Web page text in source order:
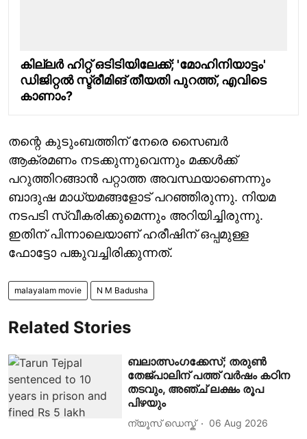
കില്ലർ ഹിറ്റ് ഒടിടിയിലേക്ക്; 'മോഹിനിയാട്ടം'
ഡിജിറ്റൽ സ്ട്രീമിങ് തീയതി പുറത്ത്, എവിടെ
കാണാം?
തന്റെ കുടുംബത്തിന് നേരെ സൈബർ
ആക്രമണം നടക്കുന്നുവെന്നും മക്കൾക്ക്
പറുത്തിറങ്ങാൻ പറ്റാത്ത അവസ്ഥയാണെന്നും
ബാദുഷ മാധ്യമങ്ങളോട് പറഞ്ഞിരുന്നു. നിയമ
നടപടി സ്വീകരിക്കുമെന്നും അറിയിച്ചിരുന്നു.
ഇതിന് പിന്നാലെയാണ് ഹരീഷിന് ഒപ്പമുള്ള
ഫോട്ടോ പങ്കുവച്ചിരിക്കുന്നത്.
malayalam movie N M Badusha
Related Stories
ബലാത്സംഗക്കേസ്; തരുൺ
തേജ്‌പാലിന് പത്ത് വർഷം കഠിന
തടവും, അഞ്ച് ലക്ഷം രൂപ
പിഴയും
ന്യൂസ് ഡെസ്ക് 06 Aug 2026